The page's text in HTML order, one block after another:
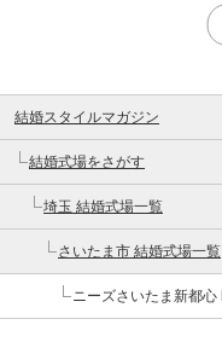
結婚スタイルマガジン
結婚式場をさがす
埼玉 結婚式場一覧
さいたま市 結婚式場一覧